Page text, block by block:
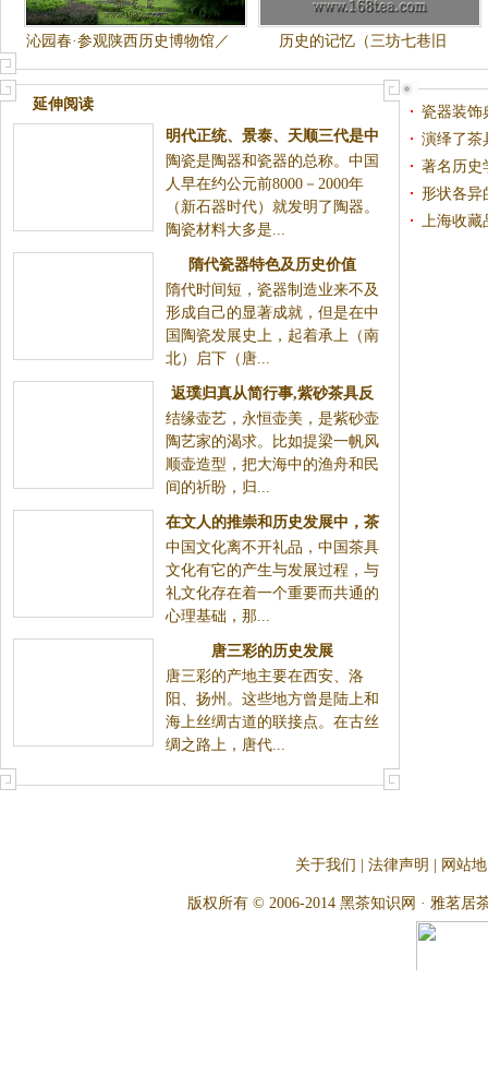
沁园春·参观陕西历史博物馆／
步苏轼韵
历史的记忆（三坊七巷旧
貌））
延伸阅读
明代正统、景泰、天顺三代是中
国陶瓷历史上的空白期？
陶瓷是陶器和瓷器的总称。中国
人早在约公元前8000－2000年
（新石器时代）就发明了陶器。
陶瓷材料大多是...
隋代瓷器特色及历史价值
隋代时间短，瓷器制造业来不及
形成自己的显著成就，但是在中
国陶瓷发展史上，起着承上（南
北）启下（唐...
返璞归真从简行事,紫砂茶具反
映时代的产物
结缘壶艺，永恒壶美，是紫砂壶
陶艺家的渴求。比如提梁一帆风
顺壶造型，把大海中的渔舟和民
间的祈盼，归...
在文人的推崇和历史发展中，茶
具文化堂而皇之的进入了礼品行
列
中国文化离不开礼品，中国茶具
文化有它的产生与发展过程，与
礼文化存在着一个重要而共通的
心理基础，那...
唐三彩的历史发展
唐三彩的产地主要在西安、洛
阳、扬州。这些地方曾是陆上和
海上丝绸古道的联接点。在古丝
绸之路上，唐代...
瓷器装饰
演绎了茶
文化的发
著名历史
形状各异
厚非的是
上海收藏
关于我们 法律声明 网站
版权所有 © 2006-2014 黑茶知识网 · 雅茗居